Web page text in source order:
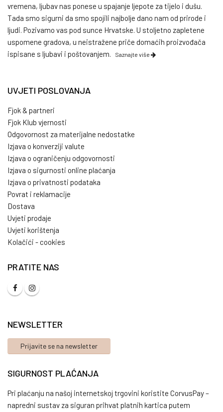
vremena, ljubav nas ponese u spajanje ljepote za tijelo i dušu.
Tada smo sigurni da smo spojili najbolje dano nam od prirode i
ljudi. Pozivamo vas pod sunce Hrvatske. U stoljetno zapletene
uspomene gradova, u neistražene priče domaćih proizvođača
ispisane s ljubavi i poštovanjem.
Saznajte više
UVJETI POSLOVANJA
Fjok & partneri
Fjok Klub vjernosti
Odgovornost za materijalne nedostatke
Izjava o konverziji valute
Izjava o ograničenju odgovornosti
Izjava o sigurnosti online plaćanja
Izjava o privatnosti podataka
Povrat i reklamacije
Dostava
Uvjeti prodaje
Uvjeti korištenja
Kolačići - cookies
PRATITE NAS
NEWSLETTER
Prijavite se na newsletter
SIGURNOST PLAĆANJA
Pri plaćanju na našoj internetskoj trgovini koristite CorvusPay –
napredni sustav za siguran prihvat platnih kartica putem